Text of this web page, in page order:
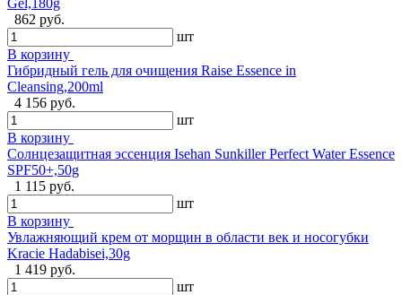
862 руб.
шт
В корзину
Гибридный гель для очищения Raise Essence in
Cleansing,200ml
4 156 руб.
шт
В корзину
Солнцезащитная эссенция Isehan Sunkiller Perfect Water Essence
SPF50+,50g
1 115 руб.
шт
В корзину
Увлажняющий крем от морщин в области век и носогубки
Kracie Hadabisei,30g
1 419 руб.
шт